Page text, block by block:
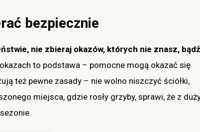
bezpiecznie
nie zbieraj okazów, których nie znasz, bądź
to podstawa – pomocne mogą okazać się
też pewne zasady – nie wolno niszczyć ściółki,
miejsca, gdzie rosły grzyby, sprawi, że z